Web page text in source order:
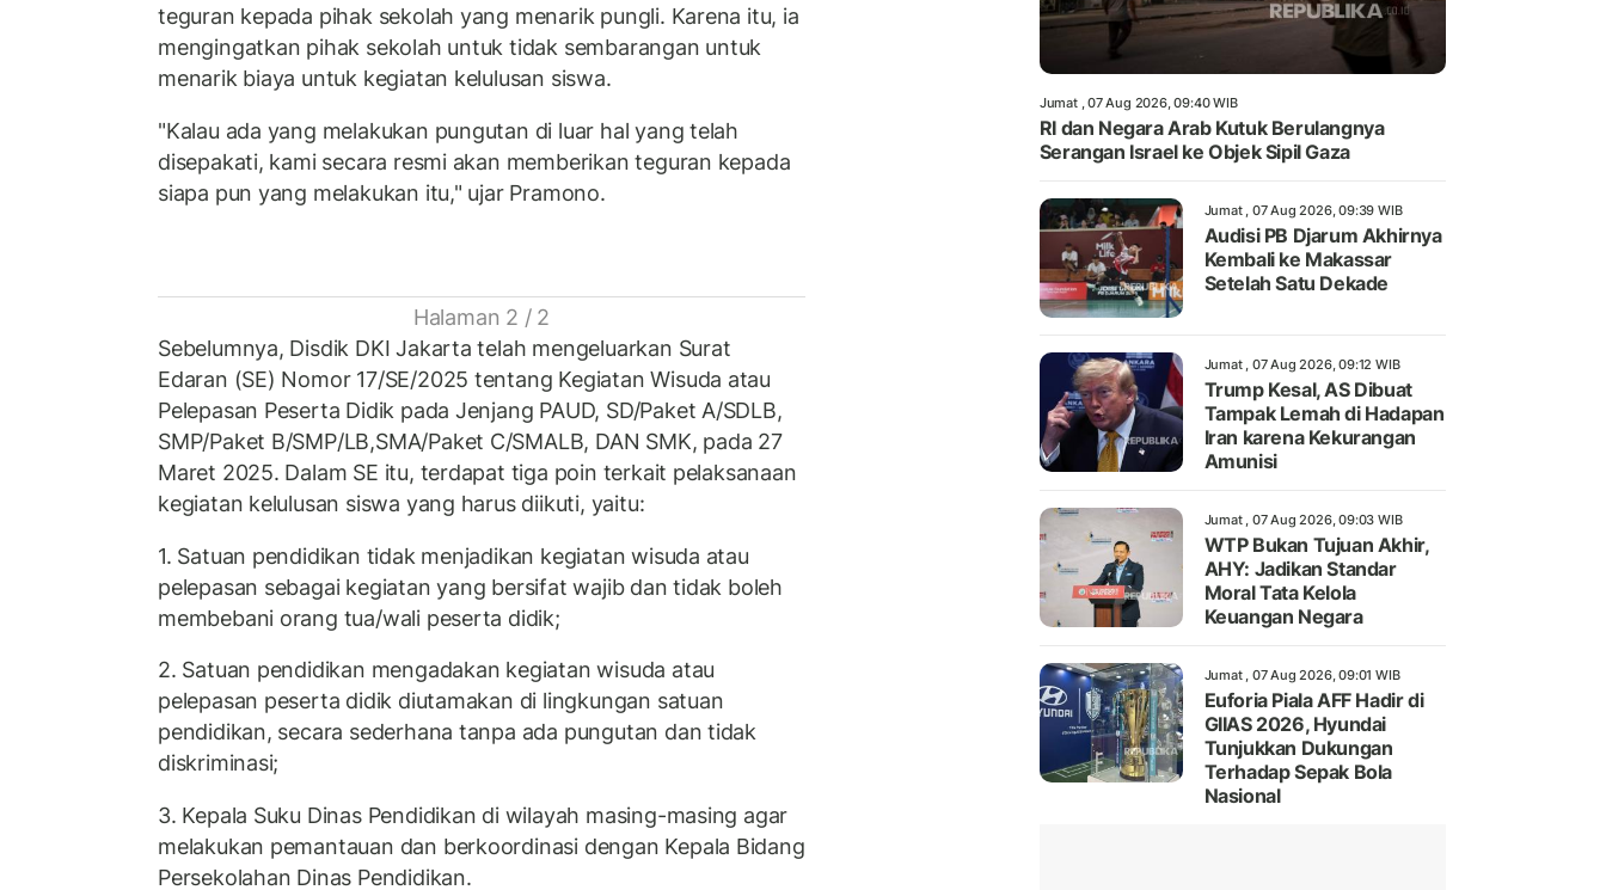
teguran kepada pihak sekolah yang menarik pungli. Karena itu, ia
mengingatkan pihak sekolah untuk tidak sembarangan untuk
menarik biaya untuk kegiatan kelulusan siswa.
"Kalau ada yang melakukan pungutan di luar hal yang telah
disepakati, kami secara resmi akan memberikan teguran kepada
siapa pun yang melakukan itu," ujar Pramono.
Halaman 2 / 2
Sebelumnya, Disdik DKI Jakarta telah mengeluarkan Surat
Edaran (SE) Nomor 17/SE/2025 tentang Kegiatan Wisuda atau
Pelepasan Peserta Didik pada Jenjang PAUD, SD/Paket A/SDLB,
SMP/Paket B/SMP/LB,SMA/Paket C/SMALB, DAN SMK, pada 27
Maret 2025. Dalam SE itu, terdapat tiga poin terkait pelaksanaan
kegiatan kelulusan siswa yang harus diikuti, yaitu:
1. Satuan pendidikan tidak menjadikan kegiatan wisuda atau
pelepasan sebagai kegiatan yang bersifat wajib dan tidak boleh
membebani orang tua/wali peserta didik;
2. Satuan pendidikan mengadakan kegiatan wisuda atau
pelepasan peserta didik diutamakan di lingkungan satuan
pendidikan, secara sederhana tanpa ada pungutan dan tidak
diskriminasi;
3. Kepala Suku Dinas Pendidikan di wilayah masing-masing agar
melakukan pemantauan dan berkoordinasi dengan Kepala Bidang
Persekolahan Dinas Pendidikan.
Jumat , 07 Aug 2026, 09:40 WIB
RI dan Negara Arab Kutuk Berulangnya
Serangan Israel ke Objek Sipil Gaza
Jumat , 07 Aug 2026, 09:39 WIB
Audisi PB Djarum Akhirnya
Kembali ke Makassar
Setelah Satu Dekade
Jumat , 07 Aug 2026, 09:12 WIB
Trump Kesal, AS Dibuat
Tampak Lemah di Hadapan
Iran karena Kekurangan
Amunisi
Jumat , 07 Aug 2026, 09:03 WIB
WTP Bukan Tujuan Akhir,
AHY: Jadikan Standar
Moral Tata Kelola
Keuangan Negara
Jumat , 07 Aug 2026, 09:01 WIB
Euforia Piala AFF Hadir di
GIIAS 2026, Hyundai
Tunjukkan Dukungan
Terhadap Sepak Bola
Nasional